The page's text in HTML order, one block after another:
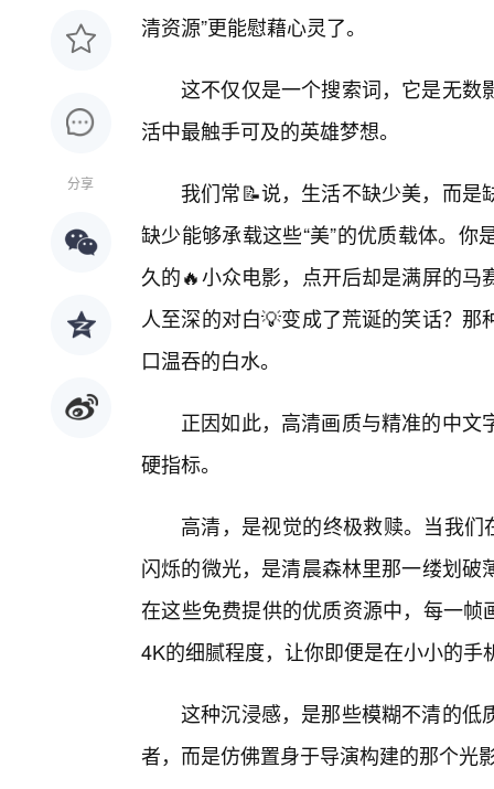
分享
清资源”更能慰藉心灵了。
这不仅仅是一个搜索词，它是无数
活中最触手可及的英雄梦想。
我们常📝说，生活不缺少美，而
缺少能够承载这些“美”的优质载体。
久的🔥小众电影，点开后却是满屏的
人至深的对白💡变成了荒诞的笑话？
口温吞的白水。
正因如此，高清画质与精准的中
硬指标。
高清，是视觉的终极救赎。当我们
闪烁的微光，是清晨森林里那一缕划
在这些免费提供的优质资源中，每一
4K的细腻程度，让你即便是在小小的
这种沉浸感，是那些模糊不清的低
者，而是仿佛置身于导演构建的那个光